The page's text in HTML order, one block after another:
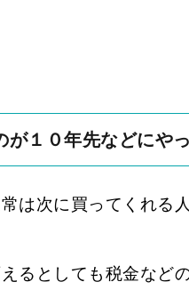
が１０年先などにや
は次に買ってくれる
るとしても税金など